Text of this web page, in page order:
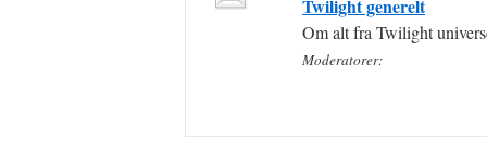
Twilight generelt
Om alt fra Twilight
Moderatorer: